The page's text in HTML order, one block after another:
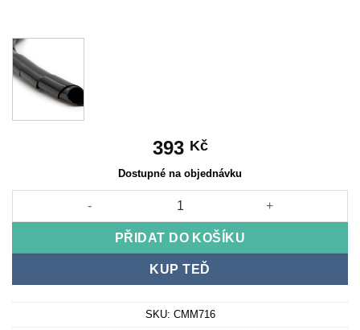
393 Kč
Dostupné na objednávku
PŘIDAT DO KOŠÍKU
KUP TEĎ
SKU: CMM716